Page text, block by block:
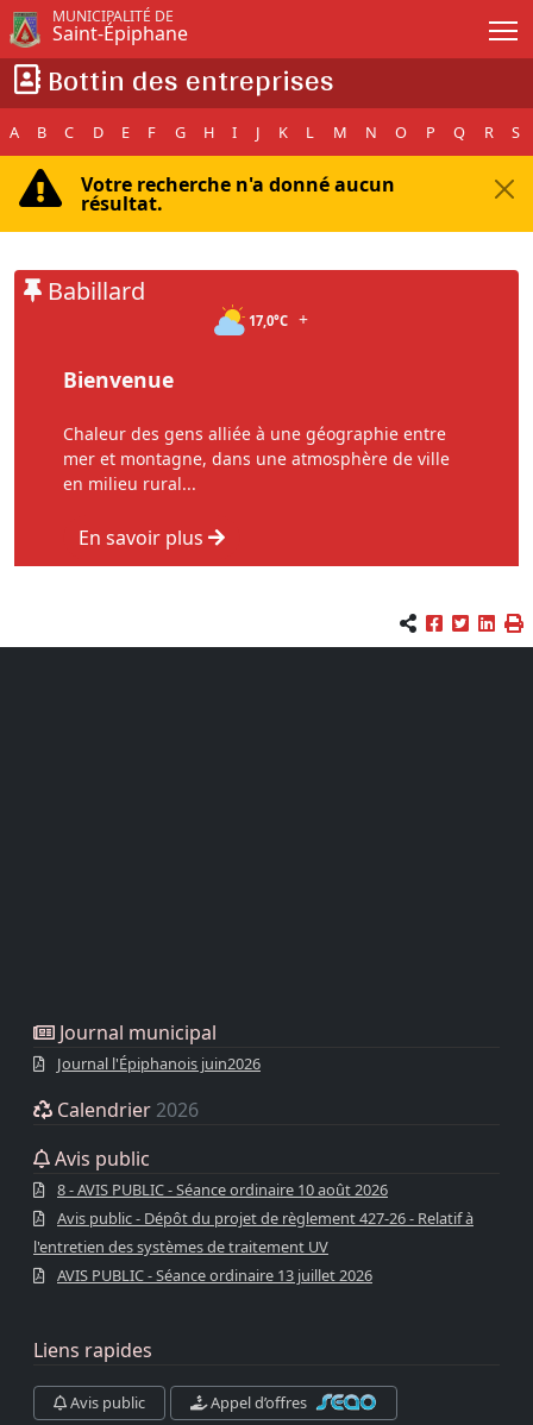
Passer au contenu principal
MUNICIPALITÉ DE
Saint-Épiphane
Bottin des entreprises
A B C D E F G H I J K L M N O P Q R S
Votre recherche n'a donné aucun
résultat.
Babillard
17,0°C +
Bienvenue
Chaleur des gens alliée à une géographie entre
mer et montagne, dans une atmosphère de ville
en milieu rural...
En savoir plus
Liens rapides
Avis public
Appel d’offres
Journal municipal
Journal l'Épiphanois juin2026
Calendrier 2026
Avis public
8 - AVIS PUBLIC - Séance ordinaire 10 août 2026
Avis public - Dépôt du projet de règlement 427-26 - Relatif à
l'entretien des systèmes de traitement UV
AVIS PUBLIC - Séance ordinaire 13 juillet 2026